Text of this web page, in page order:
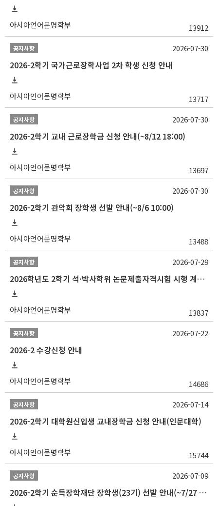
아시아언어문명학부 13912
공지사항
2026-2학기 국가근로장학사업 2차 학생 신청 안내
아시아언어문명학부 13717
2026-07-30
공지사항
2026-2학기 교내 근로장학금 신청 안내(~8/12 18:00)
아시아언어문명학부 13697
2026-07-30
공지사항
2026-2학기 관악회 장학생 선발 안내(~8/6 10:00)
아시아언어문명학부 13488
2026-07-30
공지사항
2026학년도 2학기 석·박사학위 논문제출자격시험 시행 계획 공고
아시아언어문명학부 13837
2026-07-29
공지사항
2026-2 수강신청 안내
아시아언어문명학부 14686
2026-07-22
공지사항
2026-2학기 대학원신입생 교내장학금 신청 안내(인문대학)
아시아언어문명학부 15744
2026-07-14
공지사항
2026-2학기 순득장학재단 장학생(23기) 선발 안내(~7/27 10:00)
2026-07-09